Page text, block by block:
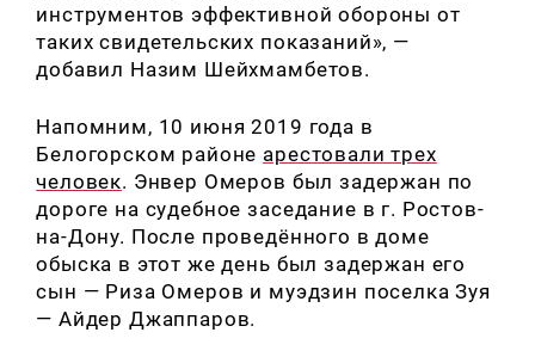
инструментов эффективной обороны от
таких свидетельских показаний», —
добавил Назим Шейхмамбетов.
Напомним, 10 июня 2019 года в
Белогорском районе арестовали трех
человек. Энвер Омеров был задержан по
дороге на судебное заседание в г. Ростов-
на-Дону. После проведённого в доме
обыска в этот же день был задержан его
сын — Риза Омеров и муэдзин поселка Зуя
— Айдер Джаппаров.